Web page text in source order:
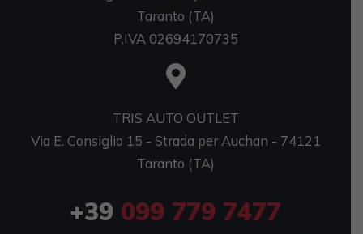
Taranto (TA)
P.IVA 02694170735
TRIS AUTO OUTLET
Via E. Consiglio 15 - Strada per Auchan - 74121
Taranto (TA)
+39 099 779 7477